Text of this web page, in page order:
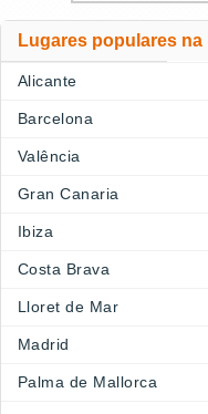
Lugares populares na
Alicante
Barcelona
Valência
Gran Canaria
Ibiza
Costa Brava
Lloret de Mar
Madrid
Palma de Mallorca